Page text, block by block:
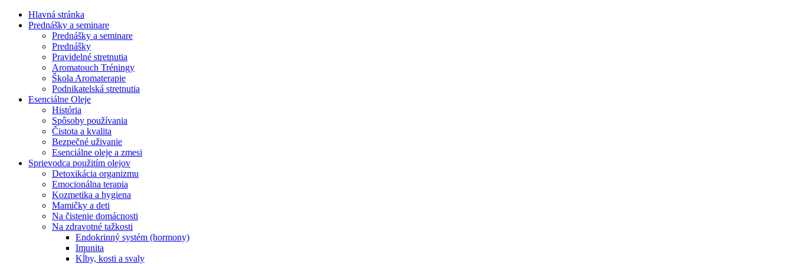
Hlavná stránka
Prednášky a seminare
Prednášky a seminare
Prednášky
Pravidelné stretnutia
Aromatouch Tréningy
Škola Aromaterapie
Podnikatelská stretnutia
Esenciálne Oleje
História
Spôsoby používania
Čistota a kvalita
Bezpečné uživanie
Esenciálne oleje a zmesi
Sprievodca použitím olejov
Detoxikácia organizmu
Emocionálna terapia
Kozmetika a hygiena
Mamičky a deti
Na čistenie domácnosti
Na zdravotné tažkosti
Endokrinný systém (hormony)
Imunita
Kĺby, kosti a svaly